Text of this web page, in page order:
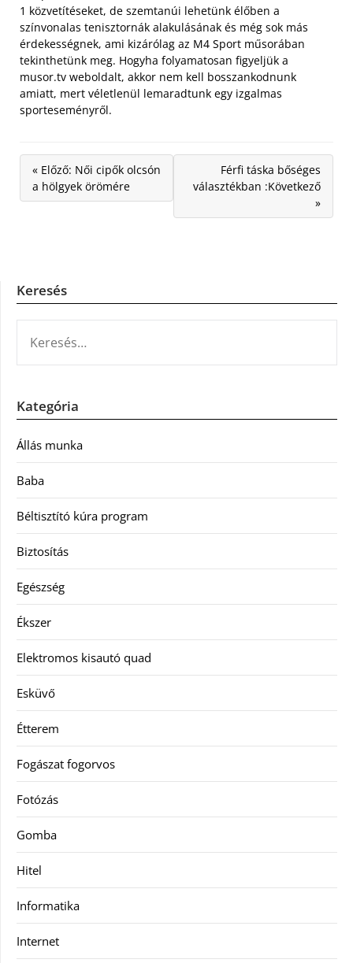
1 közvetítéseket, de szemtanúi lehetünk élőben a
színvonalas tenisztornák alakulásának és még sok más
érdekességnek, ami kizárólag az M4 Sport műsorában
tekinthetünk meg. Hogyha folyamatosan figyeljük a
musor.tv weboldalt, akkor nem kell bosszankodnunk
amiatt, mert véletlenül lemaradtunk egy izgalmas
sporteseményről.
« Előző: Női cipők olcsón
a hölgyek örömére
Férfi táska bőséges
választékban :Következő
»
Keresés
Kategória
Állás munka
Baba
Béltisztító kúra program
Biztosítás
Egészség
Ékszer
Elektromos kisautó quad
Esküvő
Étterem
Fogászat fogorvos
Fotózás
Gomba
Hitel
Informatika
Internet